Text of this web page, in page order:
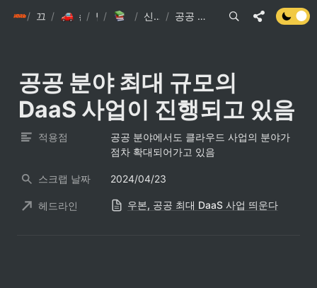
init6
/ 끄적끄적/ 손현준 끄적끄적
/ 팁
/ IT관련 기사
/ 신문스크랩 요약 / 공공 분야 최대 규모의 DaaS 사업이 진행되고 있음
공공 분야 최대 규모의
DaaS 사업이 진행되고 있음
적용점
공공 분야에서도 클라우드 사업의 분야가
점차 확대되어가고 있음
스크랩 날짜 2024/04/23
헤드라인 우본, 공공 최대 DaaS 사업 띄운다